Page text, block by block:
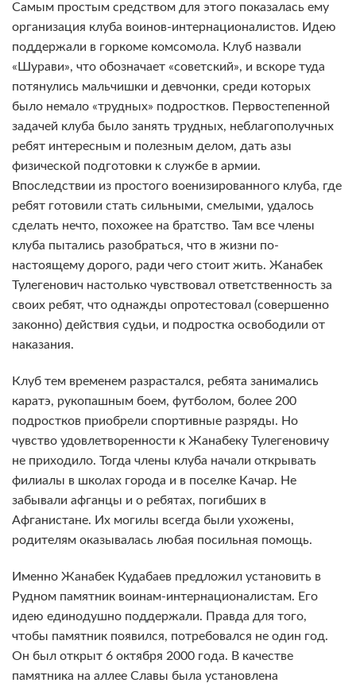
Самым простым средством для этого показалась ему
организация клуба воинов-интернационалистов. Идею
поддержали в горкоме комсомола. Клуб назвали
«Шурави», что обозначает «советский», и вскоре туда
потянулись мальчишки и девчонки, среди которых
было немало «трудных» подростков. Первостепенной
задачей клуба было занять трудных, неблагополучных
ребят интересным и полезным делом, дать азы
физической подготовки к службе в армии.
Впоследствии из простого военизированного клуба, где
ребят готовили стать сильными, смелыми, удалось
сделать нечто, похожее на братство. Там все члены
клуба пытались разобраться, что в жизни по-
настоящему дорого, ради чего стоит жить. Жанабек
Тулегенович настолько чувствовал ответственность за
своих ребят, что однажды опротестовал (совершенно
законно) действия судьи, и подростка освободили от
наказания.
Клуб тем временем разрастался, ребята занимались
каратэ, рукопашным боем, футболом, более 200
подростков приобрели спортивные разряды. Но
чувство удовлетворенности к Жанабеку Тулегеновичу
не приходило. Тогда члены клуба начали открывать
филиалы в школах города и в поселке Качар. Не
забывали афганцы и о ребятах, погибших в
Афганистане. Их могилы всегда были ухожены,
родителям оказывалась любая посильная помощь.
Именно Жанабек Кудабаев предложил установить в
Рудном памятник воинам-интернационалистам. Его
идею единодушно поддержали. Правда для того,
чтобы памятник появился, потребовался не один год.
Он был открыт 6 октября 2000 года. В качестве
памятника на аллее Славы была установлена